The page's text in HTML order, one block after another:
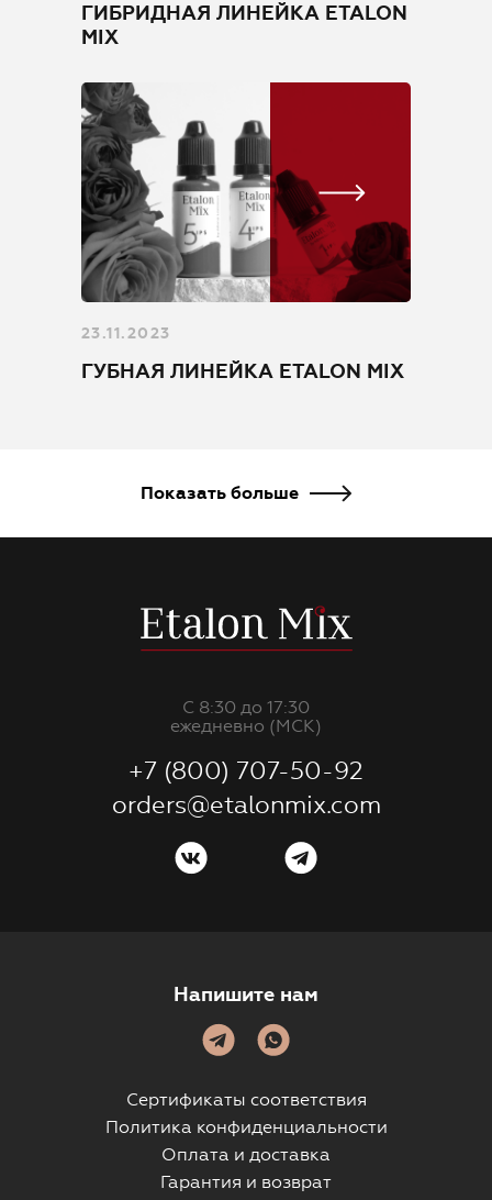
ГИБРИДНАЯ ЛИНЕЙКА ETALON
MIX
23.11.2023
ГУБНАЯ ЛИНЕЙКА ETALON MIX
Показать больше
С 8:30 до 17:30
ежедневно (МСК)
+7 (800) 707-50-92
orders@etalonmix.com
Напишите нам
Сертификаты соответствия
Политика конфиденциальности
Оплата и доставка
Гарантия и возврат